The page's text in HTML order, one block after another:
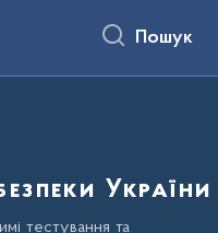
Пошук
України
тестування та